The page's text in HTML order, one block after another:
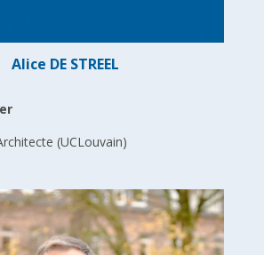
Alice DE STREEL
(UCLouvain)